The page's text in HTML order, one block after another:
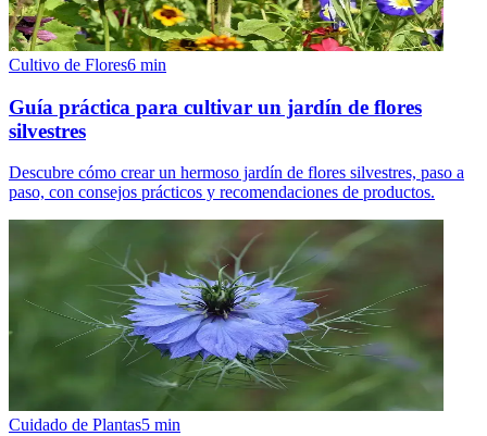
Cultivo de Flores6 min
Guía práctica para cultivar un jardín de flores
silvestres
Descubre cómo crear un hermoso jardín de flores silvestres, paso a
paso, con consejos prácticos y recomendaciones de productos.
Cuidado de Plantas5 min